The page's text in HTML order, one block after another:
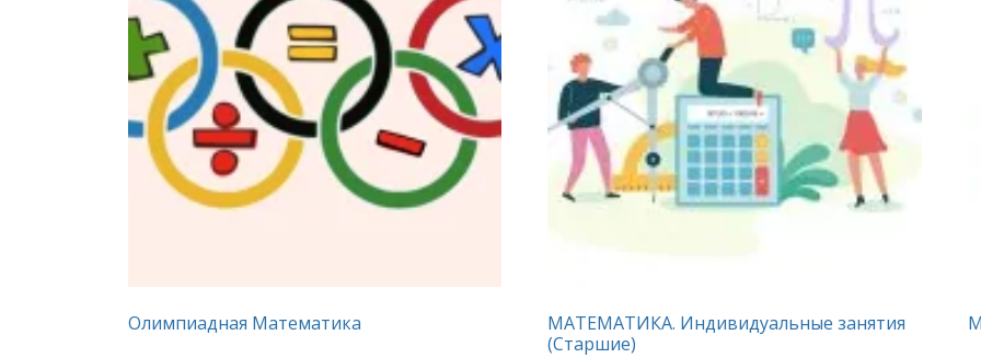
Олимпиадная Математика
МАТЕМАТИКА. Индивидуальные занятия
(Старшие)